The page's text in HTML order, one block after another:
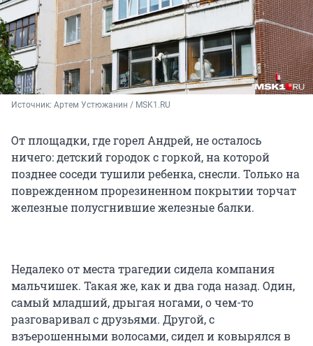
Источник: Артем Устюжанин / MSK1.RU
От площадки, где горел Андрей, не осталось
ничего: детский городок с горкой, на которой
позднее соседи тушили ребенка, снесли. Только на
поврежденном прорезиненном покрытии торчат
железные полусгнившие железные балки.
Недалеко от места трагедии сидела компания
мальчишек. Такая же, как и два года назад. Один,
самый младший, дрыгая ногами, о чем-то
разговаривал с друзьями. Другой, с
взъерошенными волосами, сидел и ковырялся в